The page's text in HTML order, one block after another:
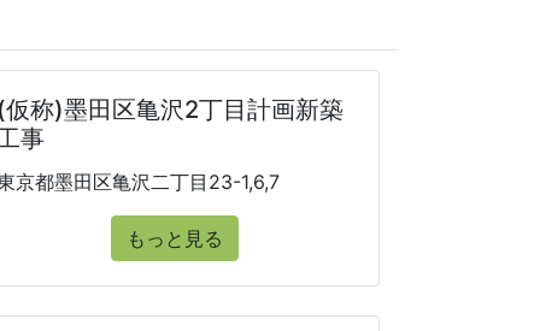
称)墨田区亀沢2丁目計画新築
事
京都墨田区亀沢二丁目23-1,6,7
もっと見る